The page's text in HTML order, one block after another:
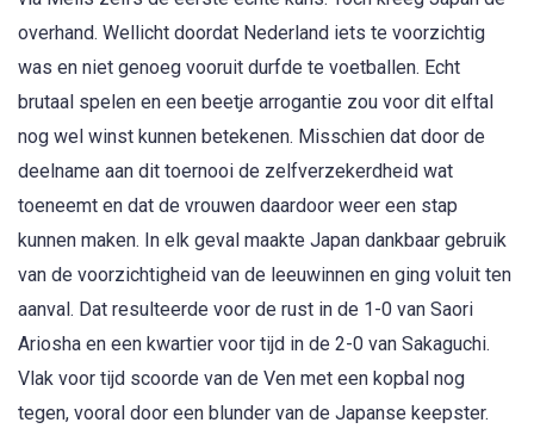
overhand. Wellicht doordat Nederland iets te voorzichtig
was en niet genoeg vooruit durfde te voetballen. Echt
brutaal spelen en een beetje arrogantie zou voor dit elftal
nog wel winst kunnen betekenen. Misschien dat door de
deelname aan dit toernooi de zelfverzekerdheid wat
toeneemt en dat de vrouwen daardoor weer een stap
kunnen maken. In elk geval maakte Japan dankbaar gebruik
van de voorzichtigheid van de leeuwinnen en ging voluit ten
aanval. Dat resulteerde voor de rust in de 1-0 van Saori
Ariosha en een kwartier voor tijd in de 2-0 van Sakaguchi.
Vlak voor tijd scoorde van de Ven met een kopbal nog
tegen, vooral door een blunder van de Japanse keepster.